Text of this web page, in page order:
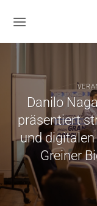
Inhalt
Danilo
präsentiert
und
Greiner